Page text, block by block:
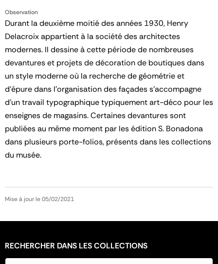
Observation
Durant la deuxième moitié des années 1930, Henry
Delacroix appartient à la société des architectes
modernes. Il dessine à cette période de nombreuses
devantures et projets de décoration de boutiques dans
un style moderne où la recherche de géométrie et
d'épure dans l'organisation des façades s'accompagne
d'un travail typographique typiquement art-déco pour les
enseignes de magasins. Certaines devantures sont
publiées au même moment par les édition S. Bonadona
dans plusieurs porte-folios, présents dans les collections
du musée.
Mise à jour le 05/02/2021
RECHERCHER DANS LES COLLECTIONS